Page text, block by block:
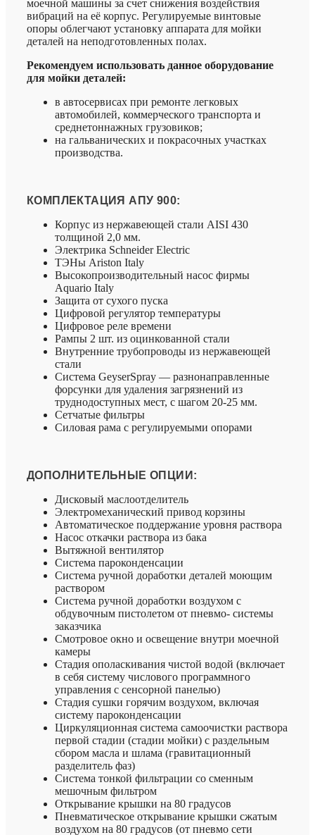
моечной машины за счет снижения воздействия
вибраций на её корпус. Регулируемые винтовые
опоры облегчают установку аппарата для мойки
деталей на неподготовленных полах.
Рекомендуем использовать данное оборудование
для мойки деталей:
в автосервисах при ремонте легковых
автомобилей, коммерческого транспорта и
среднетоннажных грузовиков;
на гальванических и покрасочных участках
производства.
КОМПЛЕКТАЦИЯ АПУ 900:
Корпус из нержавеющей стали AISI 430
толщиной 2,0 мм.
Электрика Schneider Electric
ТЭНы Ariston Italy
Высокопроизводительный насос фирмы
Aquario Italy
Защита от сухого пуска
Цифровой регулятор температуры
Цифровое реле времени
Рампы 2 шт. из оцинкованной стали
Внутренние трубопроводы из нержавеющей
стали
Система GeyserSpray — разнонаправленные
форсунки для удаления загрязнений из
труднодоступных мест, с шагом 20-25 мм.
Сетчатые фильтры
Силовая рама с регулируемыми опорами
ДОПОЛНИТЕЛЬНЫЕ ОПЦИИ:
Дисковый маслоотделитель
Электромеханический привод корзины
Автоматическое поддержание уровня раствора
Насос откачки раствора из бака
Вытяжной вентилятор
Система пароконденсации
Система ручной доработки деталей моющим
раствором
Система ручной доработки воздухом с
обдувочным пистолетом от пневмо- системы
заказчика
Смотровое окно и освещение внутри моечной
камеры
Стадия ополаскивания чистой водой (включает
в себя систему числового программного
управления с сенсорной панелью)
Стадия сушки горячим воздухом, включая
систему пароконденсации
Циркуляционная система самоочистки раствора
первой стадии (стадии мойки) с раздельным
сбором масла и шлама (гравитационный
разделитель фаз)
Система тонкой фильтрации со сменным
мешочным фильтром
Открывание крышки на 80 градусов
Пневматическое открывание крышки сжатым
воздухом на 80 градусов (от пневмо сети